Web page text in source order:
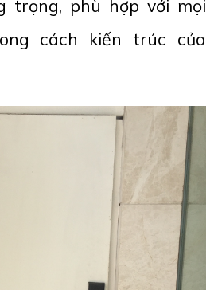
trọng, phù hợp với mọi
cách kiến trúc của